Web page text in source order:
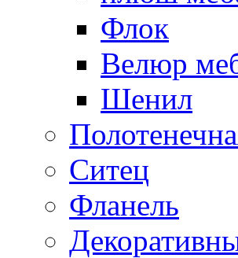
Флок
Велюр
Шенил
Ситец
Фланель